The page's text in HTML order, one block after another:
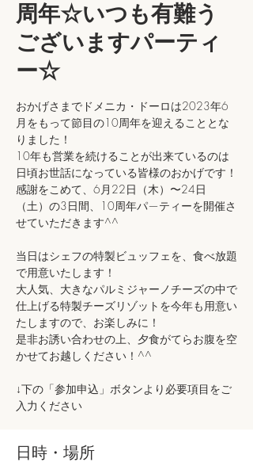
周年☆いつも有難う
ございますパーティ
ー☆
おかげさまでドメニカ・ドーロは2023年6
月をもって節目の10周年を迎えることとな
りました！
10年も営業を続けることが出来ているのは
日頃お世話になっている皆様のおかげです！
感謝をこめて、6月22日（木）〜24日
（土）の3日間、10周年パ—ティーを開催さ
せていただきます^^
当日はシェフの特製ビュッフェを、食べ放題
で用意いたします！
大人気、大きなパルミジャーノチーズの中で
仕上げる特製チーズリゾットを今年も用意い
たしますので、お楽しみに！
是非お誘い合わせの上、夕食がてらお腹を空
かせてお越しください！^^
↓下の「参加申込」ボタンより必要項目をご
入力ください
日時・場所